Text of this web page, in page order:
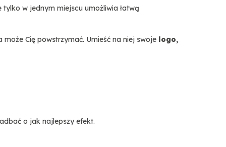
w jednym miejscu umożliwia łatwą
Cię powstrzymać. Umieść na niej swoje logo,
o jak najlepszy efekt.